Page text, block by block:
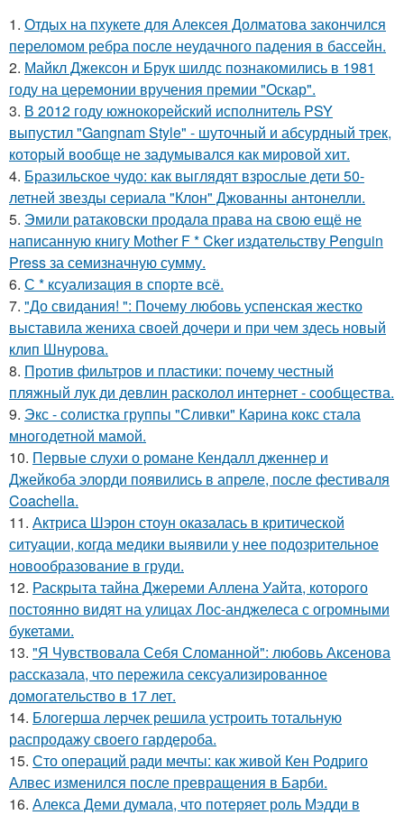
1. Отдых на пхукете для Алексея Долматова закончился
переломом ребра после неудачного падения в бассейн.
2. Майкл Джексон и Брук шилдс познакомились в 1981
году на церемонии вручения премии "Оскар".
3. В 2012 году южнокорейский исполнитель PSY
выпустил "Gangnam Style" - шуточный и абсурдный трек,
который вообще не задумывался как мировой хит.
4. Бразильское чудо: как выглядят взрослые дети 50-
летней звезды сериала "Клон" Джованны антонелли.
5. Эмили ратаковски продала права на свою ещё не
написанную книгу Mother F * Cker издательству Penguin
Press за семизначную сумму.
6. С * ксуализация в спорте всё.
7. "До свидания! ": Почему любовь успенская жестко
выставила жениха своей дочери и при чем здесь новый
клип Шнурова.
8. Против фильтров и пластики: почему честный
пляжный лук ди девлин расколол интернет - сообщества.
9. Экс - солистка группы "Сливки" Карина кокс стала
многодетной мамой.
10. Первые слухи о романе Кендалл дженнер и
Джейкоба элорди появились в апреле, после фестиваля
Coachella.
11. Актриса Шэрон стоун оказалась в критической
ситуации, когда медики выявили у нее подозрительное
новообразование в груди.
12. Раскрыта тайна Джереми Аллена Уайта, которого
постоянно видят на улицах Лос-анджелеса с огромными
букетами.
13. "Я Чувствовала Себя Сломанной": любовь Аксенова
рассказала, что пережила сексуализированное
домогательство в 17 лет.
14. Блогерша лерчек решила устроить тотальную
распродажу своего гардероба.
15. Сто операций ради мечты: как живой Кен Родриго
Алвес изменился после превращения в Барби.
16. Алекса Деми думала, что потеряет роль Мэдди в